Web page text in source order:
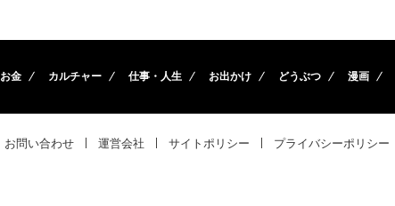
お金 カルチャー 仕事・人生 お出かけ どうぶつ 漫画
お問い合わせ 運営会社 サイトポリシー プライバシーポリシー